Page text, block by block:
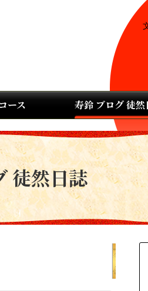
ース 寿鈴 ブログ 徒然
徒然日誌